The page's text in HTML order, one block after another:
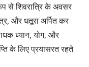
से शिवरात्रि के अवसर
और धतूरा अर्पित कर
ध्यान, योग, और
के लिए प्रयासरत रहते